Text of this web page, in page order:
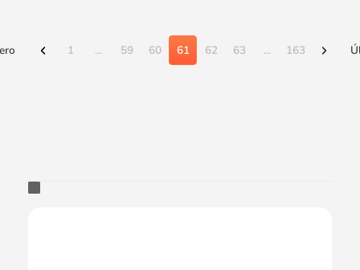
1 ... 59 60 61 62 63 ... 163